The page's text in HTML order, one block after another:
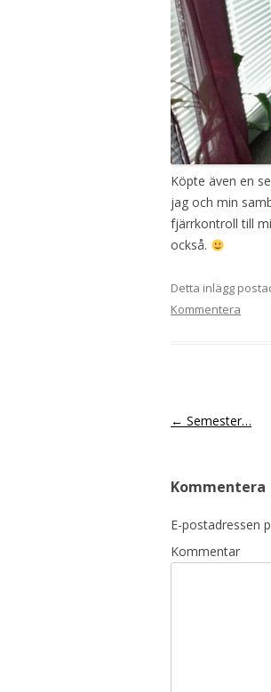
Köpte även en
jag och min
fjärrkontroll till
också.
Detta inlägg
Kommentera
← Semester…
Kommentera
E-postadressen
Kommentar